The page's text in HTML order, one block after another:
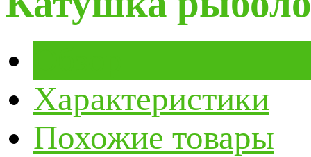
Характеристики
Похожие товары